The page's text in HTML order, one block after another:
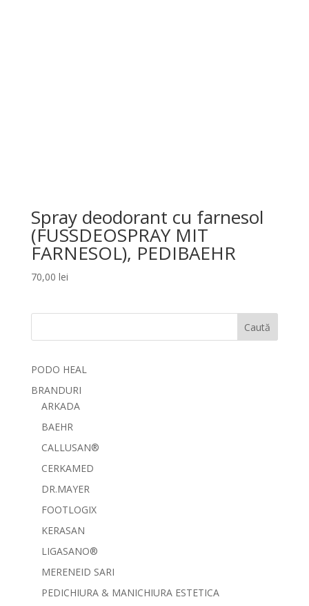
Spray deodorant cu farnesol
(FUSSDEOSPRAY MIT
FARNESOL), PEDIBAEHR
70,00 lei
Caută
PODO HEAL
BRANDURI
ARKADA
BAEHR
CALLUSAN®
CERKAMED
DR.MAYER
FOOTLOGIX
KERASAN
LIGASANO®
MERENEID SARI
PEDICHIURA & MANICHIURA ESTETICA